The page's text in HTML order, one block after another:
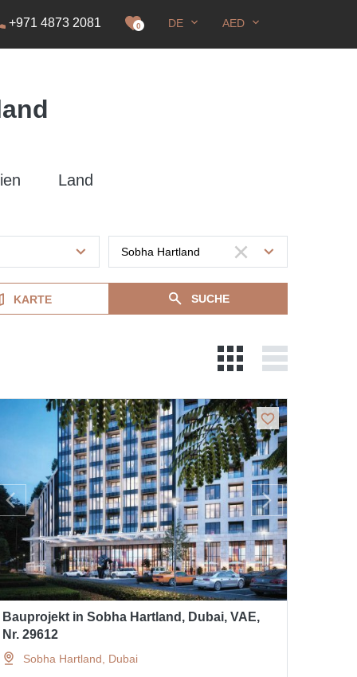
+971 4873 2081 0 DE AED
Land
KARTE SUCHE
Bauprojekt in Sobha Hartland, Dubai, VAE,
Nr. 29612
Sobha Hartland, Dubai